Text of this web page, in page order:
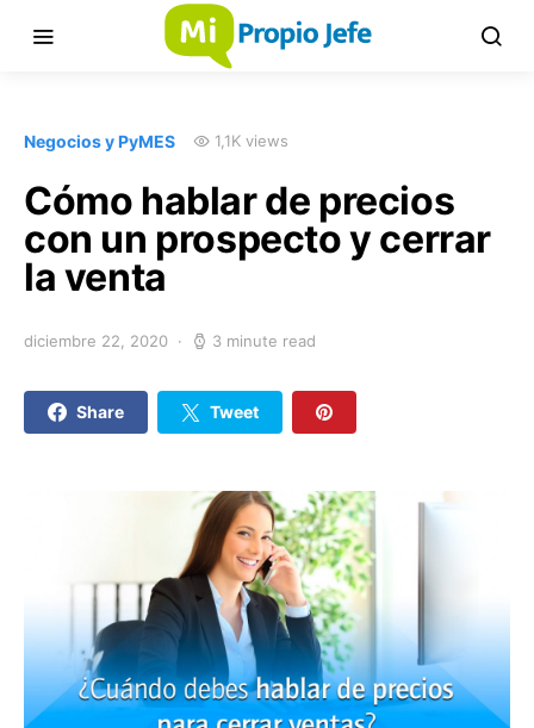
Negocios y PyMES 1,1K views
Cómo hablar de precios
con un prospecto y cerrar
la venta
diciembre 22, 2020 3 minute read
Share Tweet